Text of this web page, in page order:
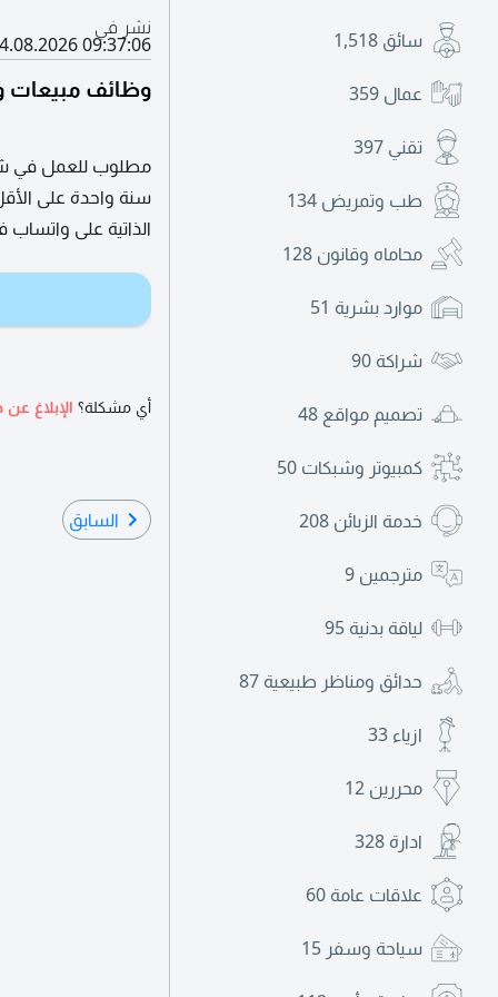
سائق 1,518
عمال 359
تقني 397
طب وتمريض 134
محاماه وقانون 128
موارد بشرية 51
شراكة 90
تصميم مواقع 48
كمبيوتر وشبكات 50
خدمة الزبائن 208
مترجمين 9
لياقة بدنية 95
حدائق ومناظر طبيعية 87
ازياء 33
محررين 12
ادارة 328
علاقات عامة 60
سياحة وسفر 15
نشر في
09:37:06
وظائف مبيعات
مطلوب للعمل في
سنة واحدة على
الذاتية على
أي مشكلة؟ الإبلاغ عن
السابق